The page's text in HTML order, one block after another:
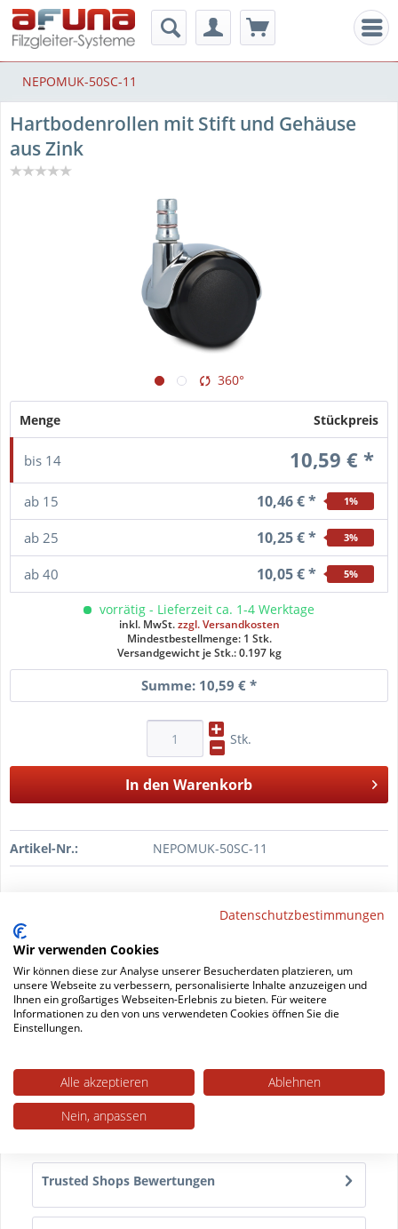
NEPOMUK-50SC-11
Hartbodenrollen mit Stift und Gehäuse
aus Zink
360°
Menge Stückpreis
bis 14 10,59 € *
ab 15 10,46 € * 1%
ab 25 10,25 € * 3%
ab 40 10,05 € * 5%
vorrätig - Lieferzeit ca. 1-4 Werktage
inkl. MwSt.zzgl. Versandkosten
Mindestbestellmenge: 1 Stk.
Versandgewicht je Stk.: 0.197 kg
Summe: 10,59 € *
Stk.
In den Warenkorb
Artikel-Nr.: NEPOMUK-50SC-11
DAS Werkzeug
Datenblatt drucken
Beschreibung
Doppelrolle mit Stift für Bürostühle Sie möchten mit
Ihrem Bürostuhl geschmeidig über den Boden...
mehr
Trusted Shops Bewertungen
Datenschutzbestimmungen
Wir verwenden Cookies
Wir können diese zur Analyse unserer Besucherdaten platzieren, um
unsere Webseite zu verbessern, personalisierte Inhalte anzuzeigen und
Ihnen ein großartiges Webseiten-Erlebnis zu bieten. Für weitere
Informationen zu den von uns verwendeten Cookies öffnen Sie die
Einstellungen.
Alle akzeptieren
Ablehnen
Nein, anpassen